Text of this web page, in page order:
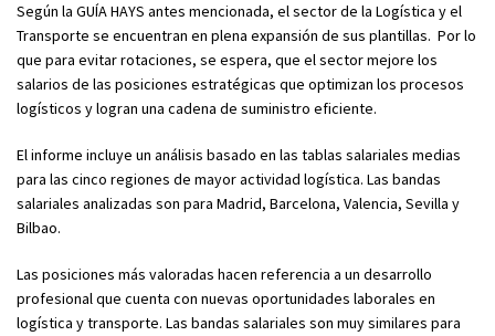
Según la GUÍA HAYS antes mencionada, el sector de la Logística y el
Transporte se encuentran en plena expansión de sus plantillas. Por lo
que para evitar rotaciones, se espera, que el sector mejore los
salarios de las posiciones estratégicas que optimizan los procesos
logísticos y logran una cadena de suministro eficiente.
El informe incluye un análisis basado en las tablas salariales medias
para las cinco regiones de mayor actividad logística. Las bandas
salariales analizadas son para Madrid, Barcelona, Valencia, Sevilla y
Bilbao.
Las posiciones más valoradas hacen referencia a un desarrollo
profesional que cuenta con nuevas oportunidades laborales en
logística y transporte. Las bandas salariales son muy similares para